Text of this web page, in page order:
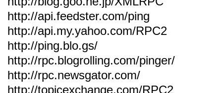
http://api.feedster.com/ping
http://api.my.yahoo.com/RPC2
http://ping.blo.gs/
http://rpc.blogrolling.com/pinger/
http://rpc.newsgator.com/
http://topicexchange.com/RPC2